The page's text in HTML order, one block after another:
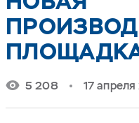
5 208 17